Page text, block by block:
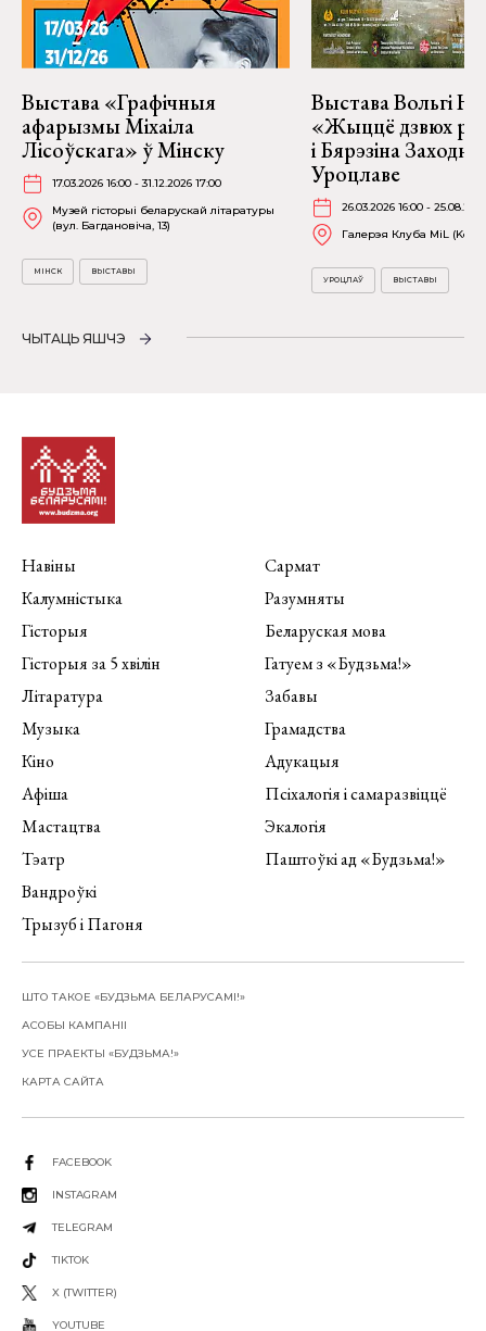
Выстава «Графічныя
афарызмы Міхаіла
Лісоўскага» ў Мінску
17.03.2026 16:00 - 31.12.2026 17:00
Музей гісторыі беларускай літаратуры
(вул. Багдановіча, 13)
МІНСК ВЫСТАВЫ
Выстава Вольгі
«Жыццё дзвюх
і Бярэзіна
Уроцлаве
26.03.2026 16:00 -
Галерэя Клуба MiL
УРОЦЛАЎ ВЫСТАВЫ
ЧЫТАЦЬ ЯШЧЭ
Навіны
Калумністыка
Гісторыя
Гісторыя за 5 хвілін
Літаратура
Музыка
Кіно
Афіша
Мастацтва
Тэатр
Вандроўкі
Трызуб і Пагоня
Сармат
Разумняты
Беларуская мова
Гатуем з «Будзьма!»
Забавы
Грамадства
Адукацыя
Псіхалогія і самаразвіццё
Экалогія
Паштоўкі ад «Будзьма!»
ШТО ТАКОЕ «БУДЗЬМА БЕЛАРУСАМІ!»
АСОБЫ КАМПАНІІ
УСЕ ПРАЕКТЫ «БУДЗЬМА!»
КАРТА САЙТА
FACEBOOK
INSTAGRAM
TELEGRAM
TIKTOK
X (TWITTER)
YOUTUBE